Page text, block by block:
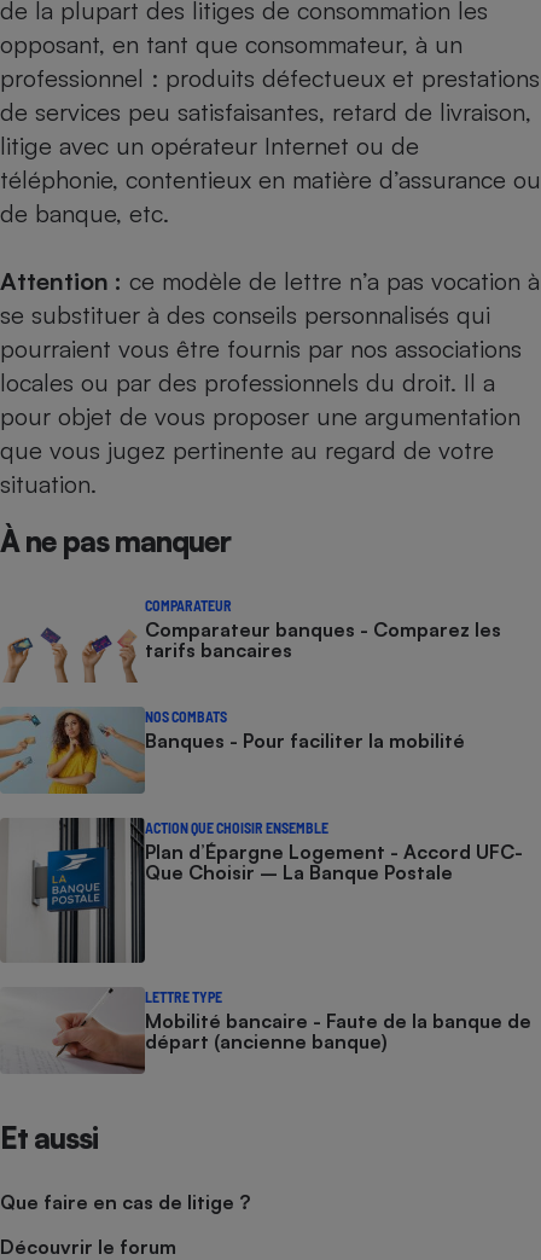
de la plupart des litiges de consommation les
opposant, en tant que consommateur, à un
professionnel : produits défectueux et prestations
de services peu satisfaisantes, retard de livraison,
litige avec un opérateur Internet ou de
téléphonie, contentieux en matière d’assurance ou
de banque, etc.
Attention : ce modèle de lettre n’a pas vocation à
se substituer à des conseils personnalisés qui
pourraient vous être fournis par nos associations
locales ou par des professionnels du droit. Il a
pour objet de vous proposer une argumentation
que vous jugez pertinente au regard de votre
situation.
À ne pas manquer
COMPARATEUR
Comparateur banques - Comparez les
tarifs bancaires
NOS COMBATS
Banques - Pour faciliter la mobilité
ACTION QUE CHOISIR ENSEMBLE
Plan d’Épargne Logement - Accord UFC-
Que Choisir – La Banque Postale
LETTRE TYPE
Mobilité bancaire - Faute de la banque de
départ (ancienne banque)
Et aussi
Que faire en cas de litige ?
Découvrir le forum